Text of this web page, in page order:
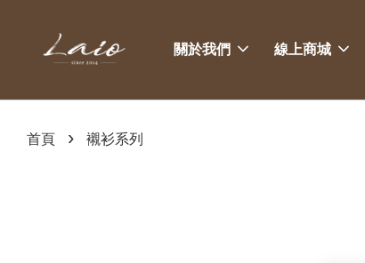
關於我們 線上商城
首頁 › 襯衫系列